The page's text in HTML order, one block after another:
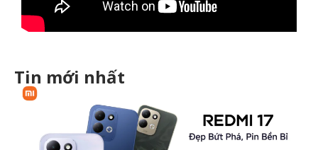
Tin mới nhất